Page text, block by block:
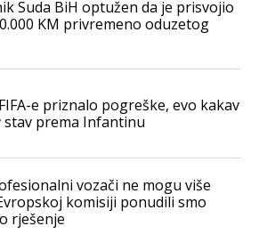
Suda BiH optužen da je prisvojio
KM privremeno oduzetog
e priznalo pogreške, evo kakav
stav prema Infantinu
vozači ne mogu više
komisiji ponudili smo
rješenje